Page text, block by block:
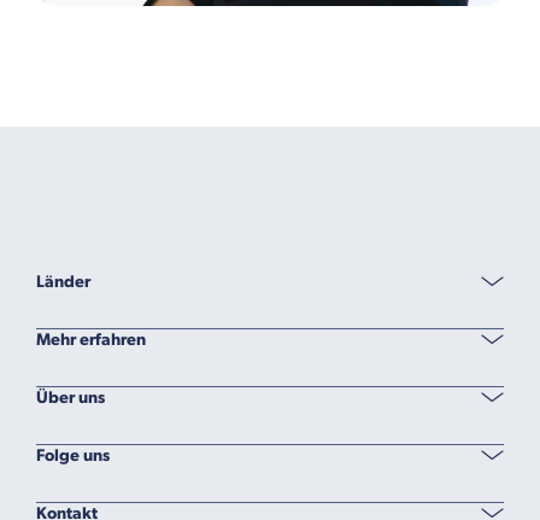
Länder
Mehr erfahren
Über uns
Folge uns
Kontakt